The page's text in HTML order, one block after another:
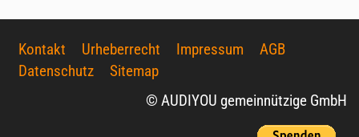
Kontakt Urheberrecht Impressum
AGB
Datenschutz
Sitemap
© AUDIYOU gemeinnützige GmbH